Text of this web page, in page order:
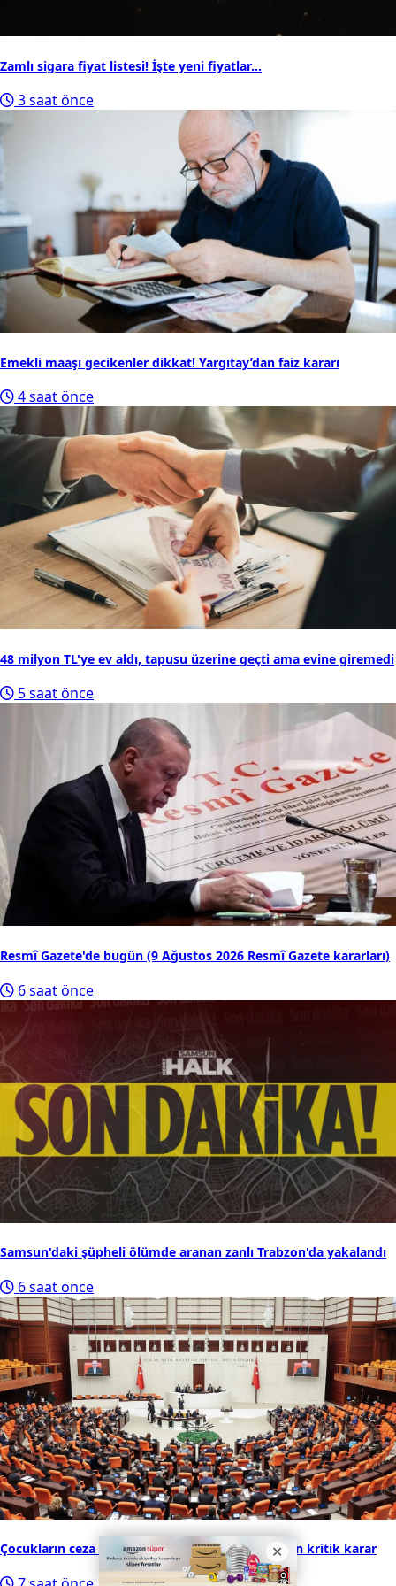
1
Samsun'daki şüpheli ölümde aranan zanlı Trabzon'da
yakalandı
Resmî Gazete'de bugün (9 Ağustos 2026 Resmî Gazete
kararları)
3
Cansever kimdir, neden hayatını kaybetti?
Samsunspor'a gol makinesi: Süper Lig ekiplerinin ilgi
odağıydı
5